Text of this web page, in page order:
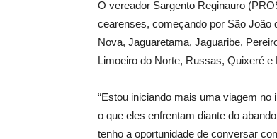
O vereador Sargento Reginauro
cearenses, começando por São João
Nova, Jaguaretama, Jaguaribe,
Limoeiro do Norte, Russas, Quixeré e
“Estou iniciando mais uma viagem
o que eles enfrentam diante do
tenho a oportunidade de conversar